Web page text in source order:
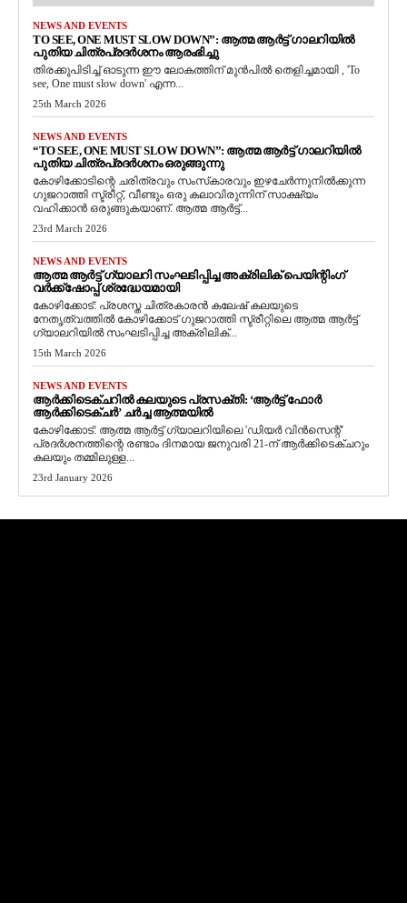
NEWS AND EVENTS
TO SEE, ONE MUST SLOW DOWN”: ആത്മ ആർട്ട് ഗാലറിയിൽ
പുതിയ ചിത്രപ്രദർശനം ആരംഭിച്ചു
തിരക്കുപിടിച്ച് ഓടുന്ന ഈ ലോകത്തിന് മുൻപിൽ തെളിച്ചമായി , 'To
see, One must slow down' എന്ന...
25th March 2026
NEWS AND EVENTS
“TO SEE, ONE MUST SLOW DOWN”: ആത്മ ആർട്ട് ഗാലറിയിൽ
പുതിയ ചിത്രപ്രദർശനം ഒരുങ്ങുന്നു
കോഴിക്കോടിന്റെ ചരിത്രവും സംസ്‌കാരവും ഇഴചേർന്നുനിൽക്കുന്ന
ഗുജറാത്തി സ്ട്രീറ്റ്, വീണ്ടും ഒരു കലാവിരുന്നിന് സാക്ഷ്യം
വഹിക്കാൻ ഒരുങ്ങുകയാണ്. ആത്മ ആർട്ട്...
23rd March 2026
NEWS AND EVENTS
ആത്മ ആർട്ട് ഗ്യാലറി സംഘടിപ്പിച്ച അക്രിലിക് പെയിന്റിംഗ്
വർക്ക്‌ഷോപ്പ് ശ്രദ്ധേയമായി
കോഴിക്കോട്: പ്രശസ്ത ചിത്രകാരൻ കലേഷ് കലയുടെ
നേതൃത്വത്തിൽ കോഴിക്കോട് ഗുജറാത്തി സ്ട്രീറ്റിലെ ആത്മ ആർട്ട്
ഗ്യാലറിയിൽ സംഘടിപ്പിച്ച അക്രിലിക്...
15th March 2026
NEWS AND EVENTS
ആർക്കിടെക്ചറിൽ കലയുടെ പ്രസക്തി: ‘ആർട്ട് ഫോർ
ആർക്കിടെക്ചർ’ ചർച്ച ആത്മയിൽ
​കോഴിക്കോട്: ആത്മ ആർട്ട് ഗ്യാലറിയിലെ 'ഡിയർ വിൻസെന്റ്'
പ്രദർശനത്തിന്റെ രണ്ടാം ദിനമായ ജനുവരി 21-ന് ആർക്കിടെക്ചറും
കലയും തമ്മിലുള്ള...
23rd January 2026